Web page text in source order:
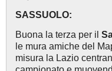
SASSUOLO:
Buona la terza per il
le mura amiche del
misura la Lazio